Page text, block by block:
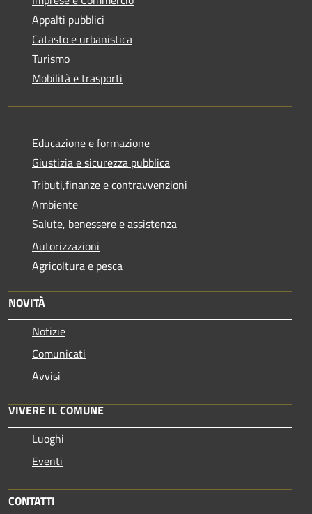
Appalti pubblici
Catasto e urbanistica
Turismo
Mobilità e trasporti
Educazione e formazione
Giustizia e sicurezza pubblica
Tributi,finanze e contravvenzioni
Ambiente
Salute, benessere e assistenza
Autorizzazioni
Agricoltura e pesca
NOVITÀ
Notizie
Comunicati
Avvisi
VIVERE IL COMUNE
Luoghi
Eventi
CONTATTI